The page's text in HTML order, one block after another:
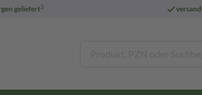
geliefert3